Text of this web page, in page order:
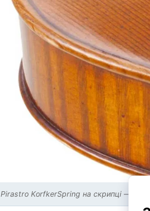
Pirastro KorfkerSpring на скрипці —